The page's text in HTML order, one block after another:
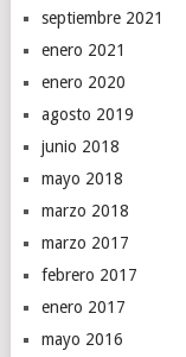
septiembre 2021
enero 2021
enero 2020
agosto 2019
junio 2018
mayo 2018
marzo 2018
marzo 2017
febrero 2017
enero 2017
mayo 2016